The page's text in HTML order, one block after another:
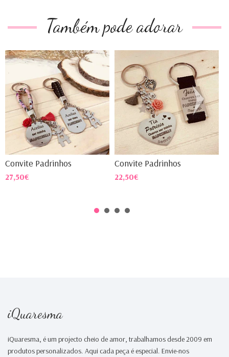
Também pode adorar
Convite Padrinhos
27,50€
Convite Padrinhos
22,50€
iQuaresma
iQuaresma, é um projecto cheio de amor, trabalhamos desde 2009 em
produtos personalizados. Aqui cada peça é especial. Envie-nos